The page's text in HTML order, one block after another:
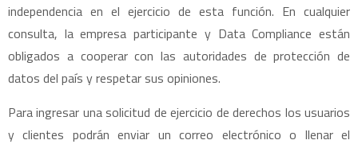
independencia en el ejercicio de esta función. En cualquier
consulta, la empresa participante y Data Compliance están
obligados a cooperar con las autoridades de protección de
datos del país y respetar sus opiniones.
Para ingresar una solicitud de ejercicio de derechos los usuarios
y clientes podrán enviar un correo electrónico o llenar el